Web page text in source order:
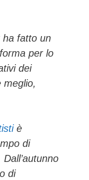
fatto un
per lo
dei
meglio,
è
di
di